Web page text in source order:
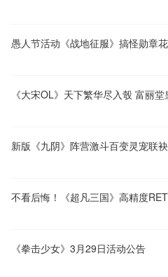
《拳击少女》3月29日活动公告